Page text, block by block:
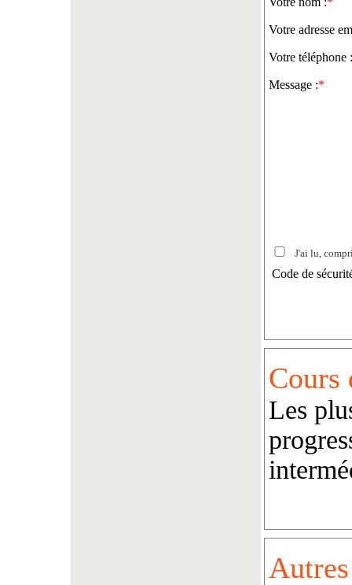
Votre adresse
Votre téléphone :
Message :*
J'ai lu,
Code de
Cours
Les